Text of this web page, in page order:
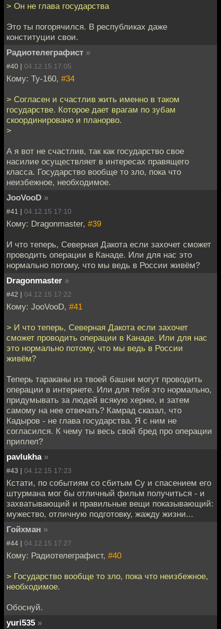
> Он не глава государства
Это ты погорячился. В республиках даже
конституции свои.
Радиотелеграфист »
#40 | 04.12.15 17:05
Кому: Ту-160, #34
> Согласен и счастлив жить именно в таком
государстве. Которое дает врагам по зубам
скоординировано и планорво.
>
А я вот не счастлив, так как государство свое
насилие осуществляет в интересах правящего
класса. Государство вообще то зло, пока что
неизбежное, необходимое.
JooVooD »
#41 | 04.12.15 17:10
Кому: Dragonmaster, #39
И что теперь, Северная Дакота если захочет сможет
проводить операции в Канаде. Или для нас это
нормально потому, что мы ведь в России живём?
Dragonmaster »
#42 | 04.12.15 17:22
Кому: JooVooD, #41
> И что теперь, Северная Дакота если захочет
сможет проводить операции в Канаде. Или для нас
это нормально потому, что мы ведь в России
живём?
Теперь тараканы из твоей башни могут проводить
операции в интернете. Или для тебя это нормально,
придумывать за людей всякую херню, и затем
самому на нее отвечать? Камрад сказал, что
Кадыров - не глава государства. Я с ним не
согласился. К чему ты весь свой бред про операции
приплел?
pavlukha »
#43 | 04.12.15 17:23
Кстати, по событиям со сбитым Су и спасением его
штурмана мог бы отличный фильм получиться - и
захватывающий и правильные вещи показывающий:
мужество, отличную подготовку, жажду жизни...
Гойхман »
#44 | 04.12.15 17:27
Кому: Радиотелеграфист, #40
> Государство вообще то зло, пока что неизбежное,
необходимое.
Обоснуй.
yuri535 »